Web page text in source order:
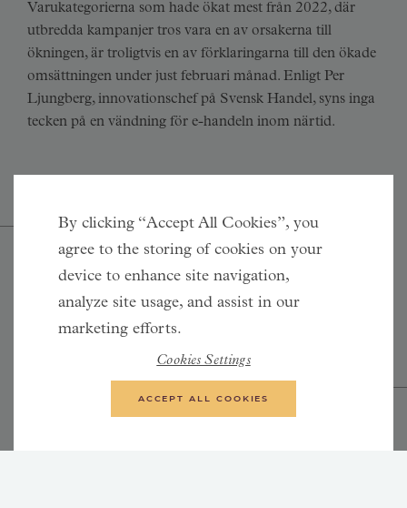
Varukategorierna som hade ökat mest från 2022, där
utbredda kampanjer tros vara en av orsakerna till
ökningen, är troligtvis en av förklaringarna till den ökade
omsättningen under just februari månad. Enligt Per
Ljungberg, innovationschef på Svensk Handel, syns inga
tecken på en vändning för e-handeln inom närtid.
Kläder, skor och accessoarer är
den vanligaste produktkategorin
att e-handla
By clicking “Accept All Cookies”, you
agree to the storing of cookies on your
device to enhance site navigation,
analyze site usage, and assist in our
marketing efforts.
Cookies Settings
ACCEPT ALL COOKIES